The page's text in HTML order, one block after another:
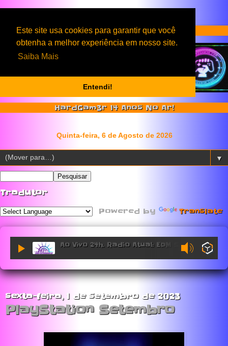
Este site usa cookies para garantir que você
obtenha a melhor experiência em nosso site.
Saiba Mais
Entendi!
Serviços & Produtos HardGam3r
HardGam3r 14 Anos No Ar!
▼
Tradutor
Powered by Translate
Ao Vivo 24h. Radio Atual: EDM Sessions.
sexta-feira, 1 de setembro de 2023
PlayStation Setembro